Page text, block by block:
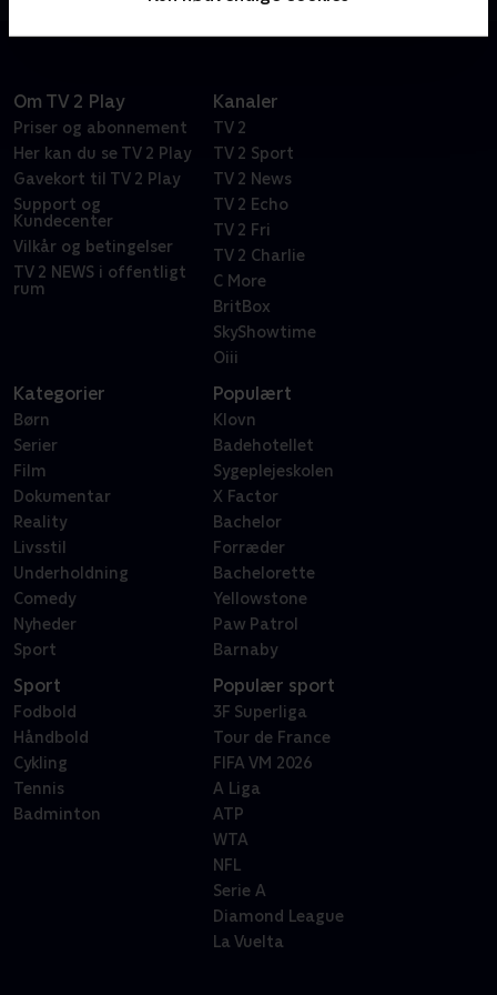
tilfredse!
Om TV 2 Play
Priser og abonnement
Her kan du se TV 2 Play
Gavekort til TV 2 Play
Support og
Kundecenter
Vilkår og betingelser
TV 2 NEWS i offentligt
rum
Kanaler
TV 2
TV 2 Sport
TV 2 News
TV 2 Echo
TV 2 Fri
TV 2 Charlie
C More
BritBox
SkyShowtime
Oiii
Kategorier
Børn
Serier
Film
Dokumentar
Reality
Livsstil
Underholdning
Comedy
Nyheder
Sport
Populært
Klovn
Badehotellet
Sygeplejeskolen
X Factor
Bachelor
Forræder
Bachelorette
Yellowstone
Paw Patrol
Barnaby
Sport
Fodbold
Håndbold
Cykling
Tennis
Badminton
Populær sport
3F Superliga
Tour de France
FIFA VM 2026
A Liga
ATP
WTA
NFL
Serie A
Diamond League
La Vuelta